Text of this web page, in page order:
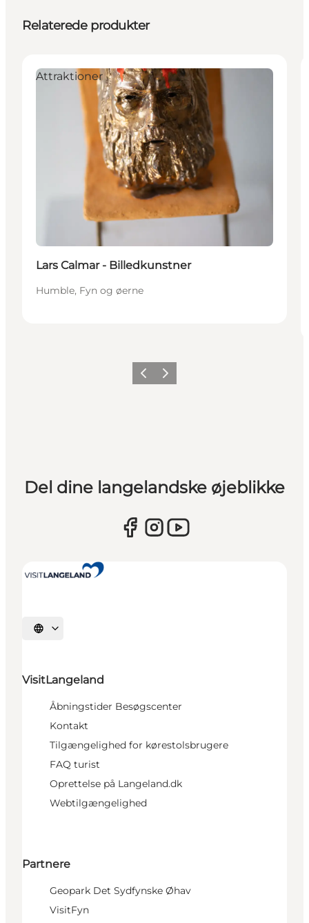
Relaterede produkter
Attraktioner
Lars Calmar - Billedkunstner
Humble, Fyn og øerne
ForrigeNæste
Del dine langelandske øjeblikke
Vælg sprog
VisitLangeland
Åbningstider Besøgscenter
Kontakt
Tilgængelighed for kørestolsbrugere
FAQ turist
Oprettelse på Langeland.dk
Webtilgængelighed
Partnere
Geopark Det Sydfynske Øhav
VisitFyn